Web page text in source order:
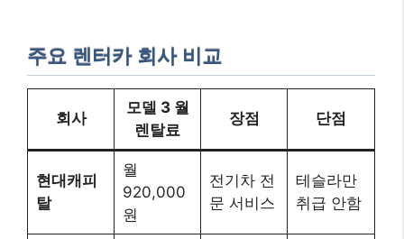
주요 렌터카 회사 비교
회사
모델 3 월
렌탈료
장점 단점
현대캐피
탈
월
920,000
원
전기차 전
문 서비스
테슬라만
취급 안함